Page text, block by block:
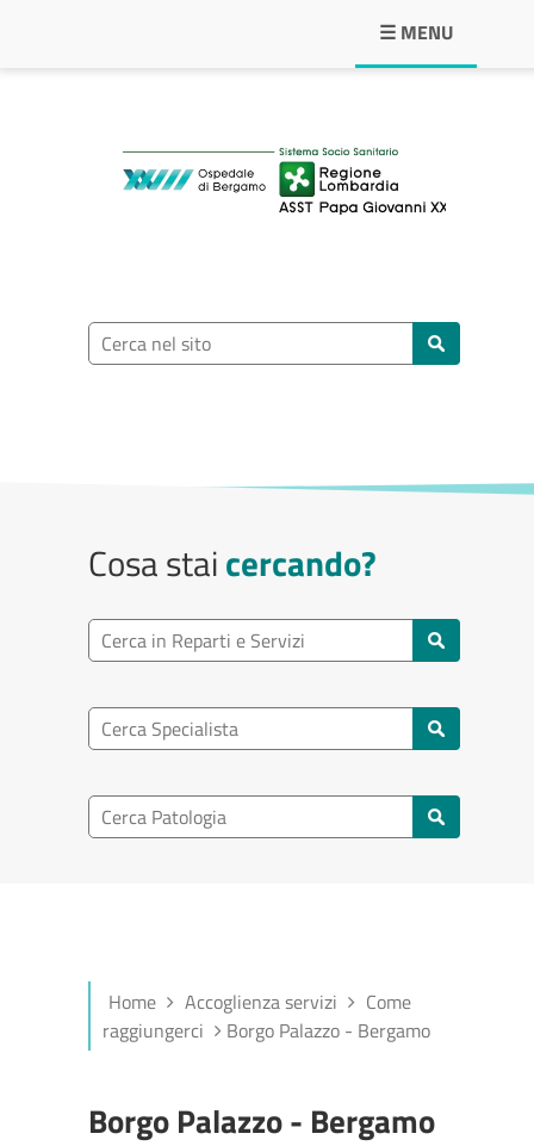
☰ MENU
ASST Papa
Ricerca nel sito
Cosa staicercando?
Ricerca reparto
Ricerca specialisti
Ricerca nel patologia
Home Accoglienza servizi
Come
raggiungerci
Borgo Palazzo - Bergamo
Borgo Palazzo - Bergamo